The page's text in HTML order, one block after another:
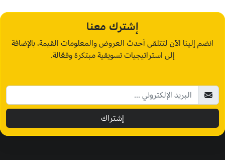
إشترك معنا
انضم إلينا الآن لتتلقى أحدث العروض والمعلومات القيمة، بالإضافة
إلى استراتيجيات تسويقية مبتكرة وفعّالة.
إشتراك